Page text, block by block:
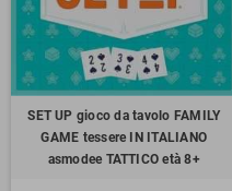
SET UP gioco da tavolo FAMILY
GAME tessere IN ITALIANO
asmodee TATTICO età 8+